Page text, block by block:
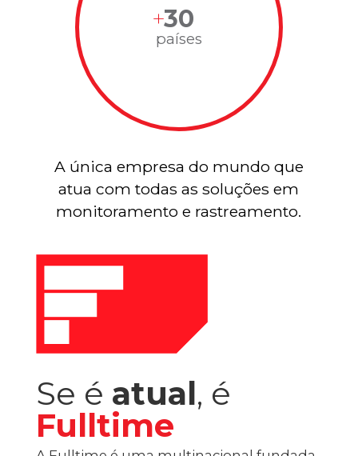
30
países
A única empresa do mundo que
atua com todas as soluções em
monitoramento e rastreamento.
Se é atual, é
Fulltime